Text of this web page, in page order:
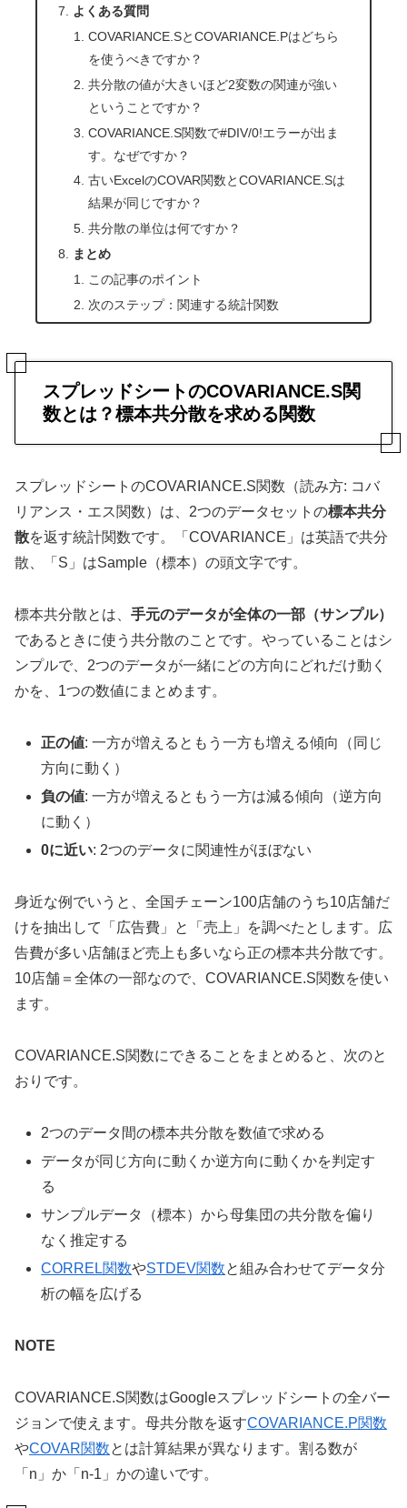
よくある質問
COVARIANCE.SとCOVARIANCE.Pはどちら
を使うべきですか？
共分散の値が大きいほど2変数の関連が強い
ということですか？
COVARIANCE.S関数で#DIV/0!エラーが出ま
す。なぜですか？
古いExcelのCOVAR関数とCOVARIANCE.Sは
結果が同じですか？
共分散の単位は何ですか？
まとめ
この記事のポイント
次のステップ：関連する統計関数
スプレッドシートのCOVARIANCE.S関
数とは？標本共分散を求める関数
スプレッドシートのCOVARIANCE.S関数（読み方: コバ
リアンス・エス関数）は、2つのデータセットの標本共分
散を返す統計関数です。「COVARIANCE」は英語で共分
散、「S」はSample（標本）の頭文字です。
標本共分散とは、 手元のデータが全体の一部（サンプル）
であるときに使う共分散のことです。やっていることはシ
ンプルで、2つのデータが一緒にどの方向にどれだけ動く
かを、1つの数値にまとめます。
正の値: 一方が増えるともう一方も増える傾向（同じ
方向に動く）
負の値: 一方が増えるともう一方は減る傾向（逆方向
に動く）
0に近い: 2つのデータに関連性がほぼない
身近な例でいうと、全国チェーン100店舗のうち10店舗だ
けを抽出して「広告費」と「売上」を調べたとします。広
告費が多い店舗ほど売上も多いなら正の標本共分散です。
10店舗＝全体の一部なので、COVARIANCE.S関数を使い
ます。
COVARIANCE.S関数にできることをまとめると、次のと
おりです。
2つのデータ間の標本共分散を数値で求める
データが同じ方向に動くか逆方向に動くかを判定す
る
サンプルデータ（標本）から母集団の共分散を偏り
なく推定する
CORREL関数やSTDEV関数と組み合わせてデータ分
析の幅を広げる
NOTE
COVARIANCE.S関数はGoogleスプレッドシートの全バー
ジョンで使えます。母共分散を返すCOVARIANCE.P関数
やCOVAR関数とは計算結果が異なります。割る数が
「n」か「n-1」かの違いです。